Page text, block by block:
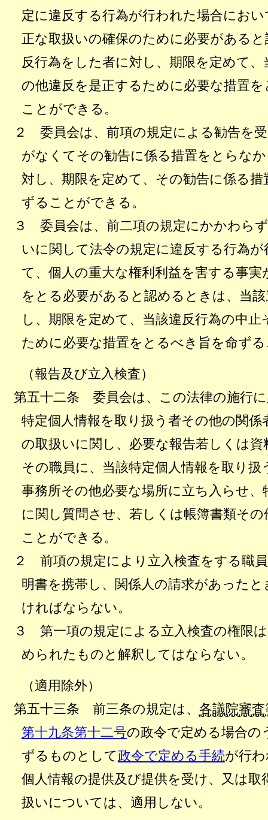
定に違反する行為が行われた場合にお
正な取扱いの確保のために必要がある
反行為をした者に対し、期限を定めて
の他違反を是正するために必要な措置
ことができる。
２ 委員会は、前項の規定による勧告を
がなくてその勧告に係る措置をとらな
対し、期限を定めて、その勧告に係る
ずることができる。
３ 委員会は、前二項の規定にかかわら
いに関して法令の規定に違反する行為
て、個人の重大な権利利益を害する事
をとる必要があると認めるときは、当
し、期限を定めて、当該違反行為の中
ために必要な措置をとるべき旨を命ず
（報告及び立入検査）
第五十二条 委員会は、この法律の施行
特定個人情報を取り扱う者その他の関係
の取扱いに関し、必要な報告若しくは
その職員に、当該特定個人情報を取り
事務所その他必要な場所に立ち入らせ、
に関し質問させ、若しくは帳簿書類そ
ことができる。
２ 前項の規定により立入検査をする職
明書を携帯し、関係人の請求があった
ければならない。
３ 第一項の規定による立入検査の権限
められたものと解釈してはならない。
（適用除外）
第五十三条 前三条の規定は、 各議院審査
第十九条第十二号の政令で定める場合の
ずるものとして政令で定める手続が行
個人情報の提供及び提供を受け、又は取
扱いについては、適用しない。